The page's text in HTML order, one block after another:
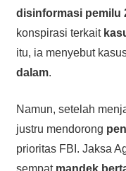
disinformasi pemilu
konspirasi terkait
itu, ia menyebut
dalam.
Namun, setelah
justru mendorong
prioritas FBI. Jaksa
sempat mandek